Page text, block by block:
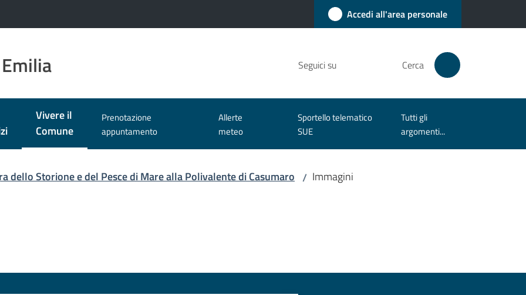
Accedi all'area personale
Seguici su Cerca
Vivere il
Comune
Menu selezionato
Prenotazione
appuntamento
Allerte
meteo
Sportello telematico
SUE
Tutti gli
argomenti...
dello Storione e del Pesce di Mare alla Polivalente di Casumaro / Immagini